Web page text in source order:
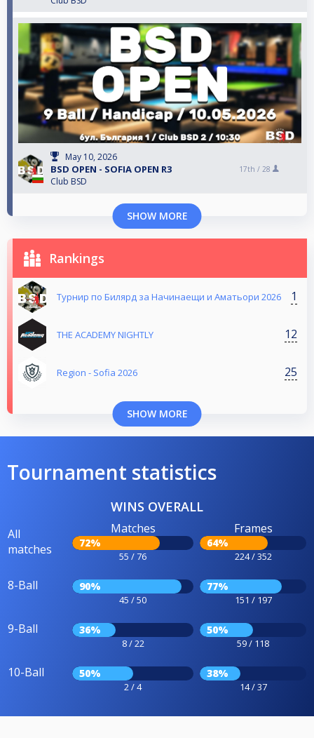
May 10, 2026
BSD OPEN - SOFIA OPEN R3
Club BSD
17th / 28
SHOW MORE
Rankings
Турнир по Билярд за Начинаещи и Аматьори 2026 1
THE ACADEMY NIGHTLY 12
Region - Sofia 2026 25
SHOW MORE
Tournament statistics
WINS OVERALL
All
matches
Matches
72%
55 / 76
Frames
64%
224 / 352
8-Ball 90%
45 / 50
77%
151 / 197
9-Ball 36%
8 / 22
50%
59 / 118
10-Ball 50%
2 / 4
38%
14 / 37